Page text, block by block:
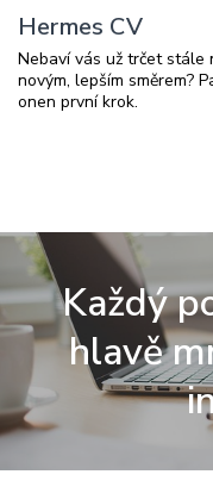
Skip
content
Hermes CV
Nebaví vás už trčet stále
novým, lepším směrem?
onen první krok.
Každý
hlavě